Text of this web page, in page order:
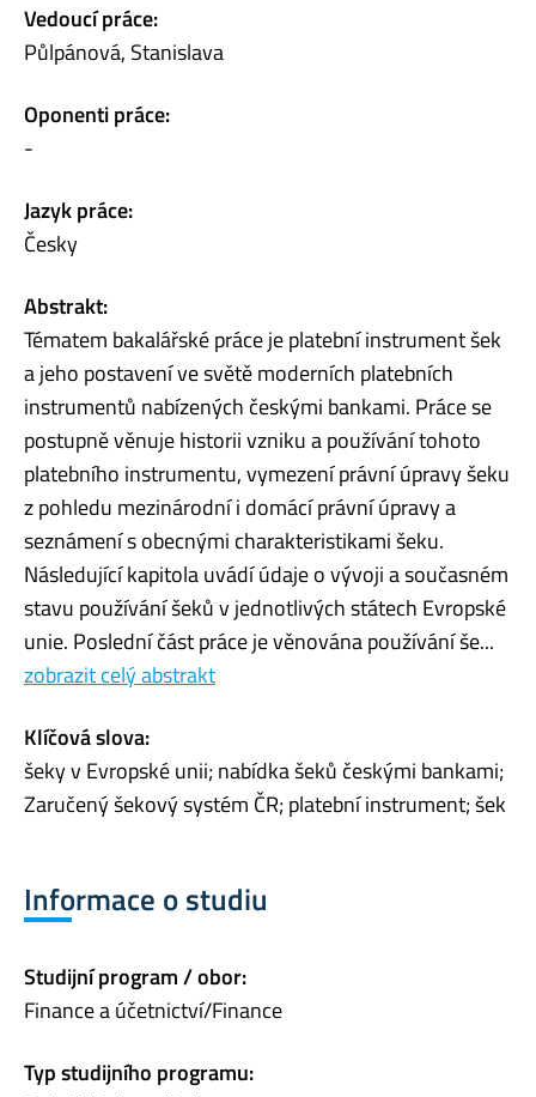
Vedoucí práce:
Půlpánová, Stanislava
Oponenti práce:
-
Jazyk práce:
Česky
Abstrakt:
Tématem bakalářské práce je platební instrument šek
a jeho postavení ve světě moderních platebních
instrumentů nabízených českými bankami. Práce se
postupně věnuje historii vzniku a používání tohoto
platebního instrumentu, vymezení právní úpravy šeku
z pohledu mezinárodní i domácí právní úpravy a
seznámení s obecnými charakteristikami šeku.
Následující kapitola uvádí údaje o vývoji a současném
stavu používání šeků v jednotlivých státech Evropské
unie. Poslední část práce je věnována používání še...
zobrazit celý abstrakt
Klíčová slova:
šeky v Evropské unii; nabídka šeků českými bankami;
Zaručený šekový systém ČR; platební instrument; šek
Informace o studiu
Studijní program / obor:
Finance a účetnictví/Finance
Typ studijního programu: